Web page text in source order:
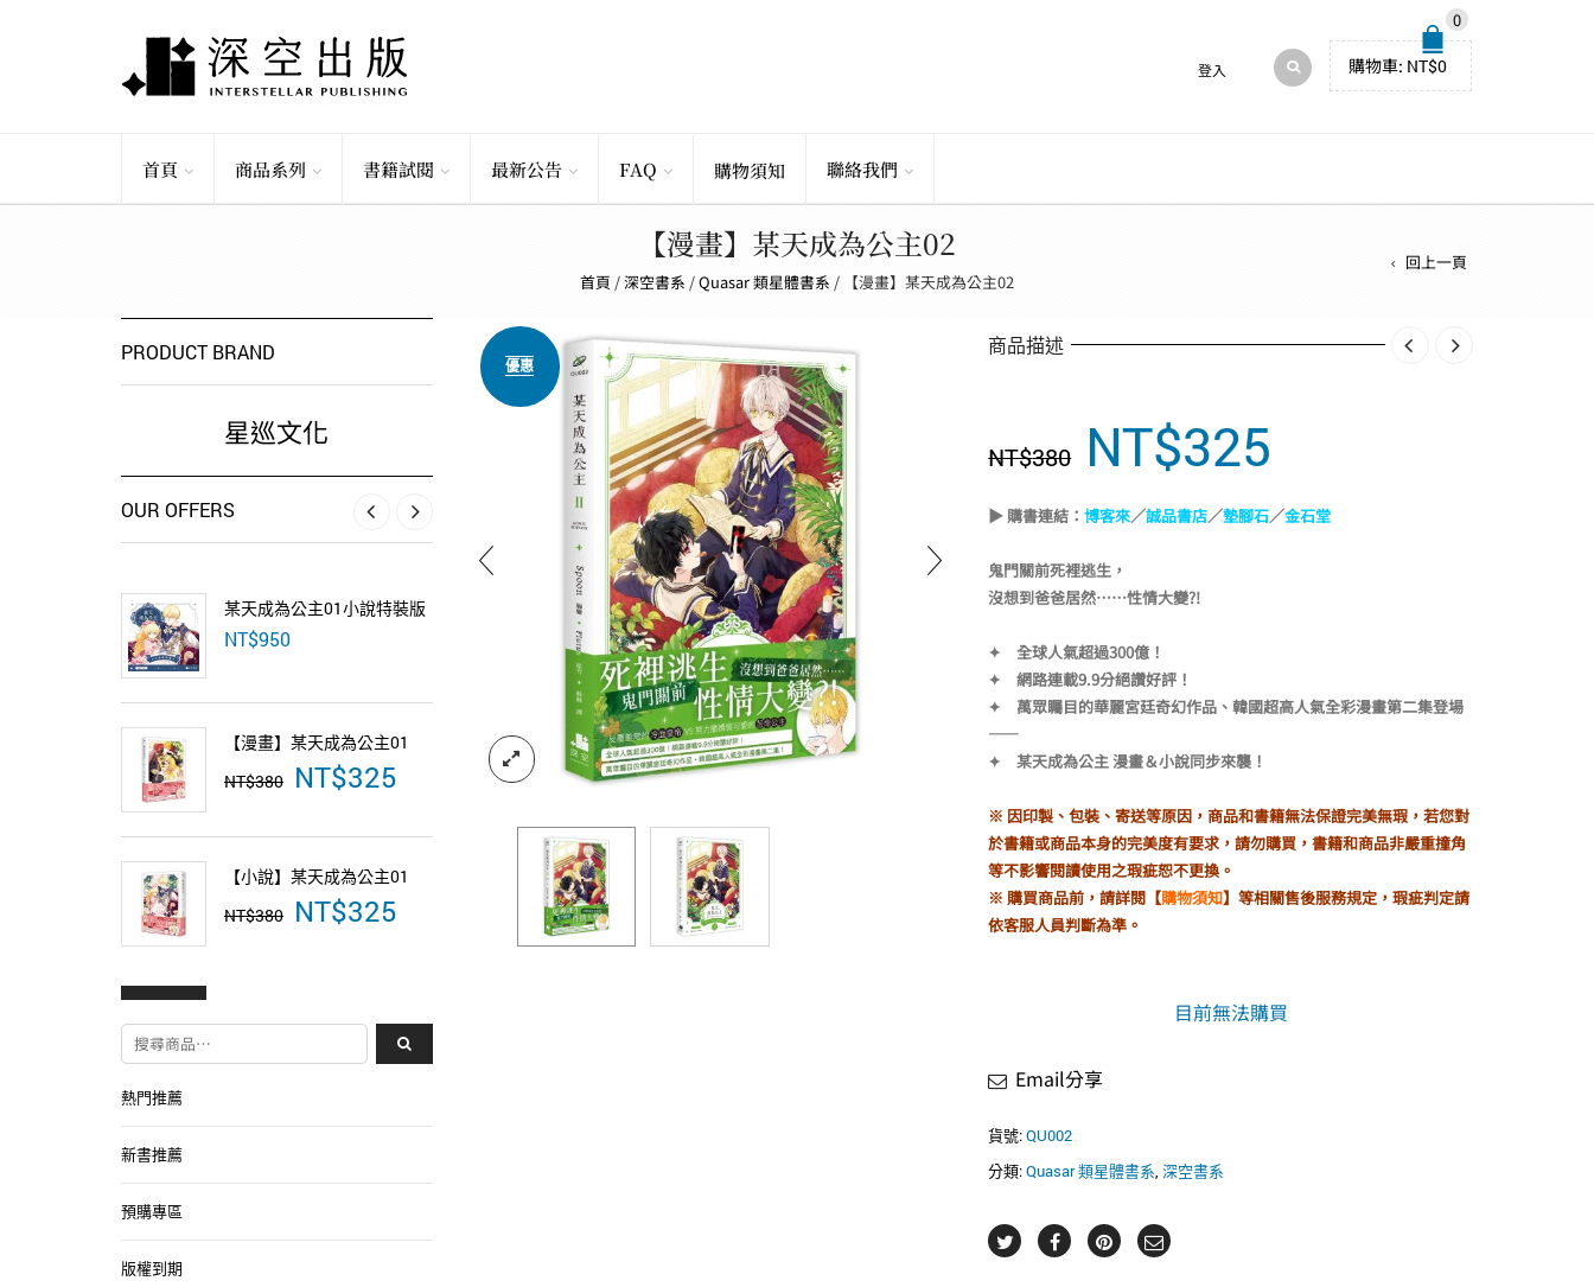
0
購物車: NT$0
登入
首頁 商品系列 書籍試閱 最新公告 FAQ 購物須知 聯絡我們
【漫畫】某天成為公主02
首頁 /深空書系 /Quasar 類星體書系 / 【漫畫】某天成為公主02
回上一頁
優惠
商品描述
NT$380 原
始
價
NT$380。
NT$325
價
▶ 購書連結：博客來／誠品書店／墊腳石／金石堂
鬼門關前死裡逃生，
沒想到爸爸居然……性情大變?!
✦ 全球人氣超過300億！
✦ 網路連載9.9分絕讚好評！
✦ 萬眾矚目的華麗宮廷奇幻作品、韓國超高人氣全彩漫畫第二集登場
——
✦ 某天成為公主 漫畫＆小說同步來襲！
※ 因印製、包裝、寄送等原因，商品和書籍無法保證完美無瑕，若您對
於書籍或商品本身的完美度有要求，請勿購買，書籍和商品非嚴重撞角
等不影響閱讀使用之瑕疵恕不更換。
※ 購買商品前，請詳閱【購物須知】等相關售後服務規定，瑕疵判定請
依客服人員判斷為準。
目前無法購買
Email分享
貨號:QU002
分類:Quasar 類星體書系,深空書系
PRODUCT BRAND
星巡文化
OUR OFFERS
某天成為公主01小說特裝版
NT$950
【漫畫】某天成為公主01
NT$380 原
始
NT$380。
NT$325
NT$325。
【小說】某天成為公主01
NT$380 原
始
NT$325
某天成為公主01+02漫畫特裝版
‹ ›
搜尋關鍵字:
熱門推薦
新書推薦
預購專區
版權到期